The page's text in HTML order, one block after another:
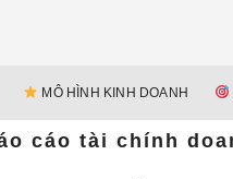
MÔ HÌNH KINH DOANH
cáo tài chính